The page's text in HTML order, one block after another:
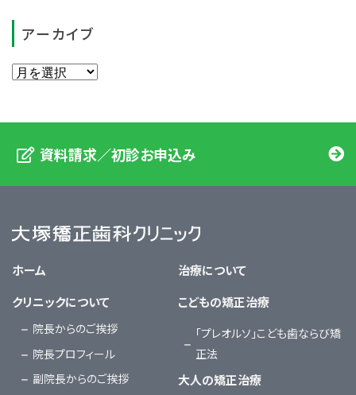
アーカイブ
資料請求／初診お申込み
ホーム
クリニックについて
院長からのご挨拶
院長プロフィール
副院長からのご挨拶
治療について
こどもの矯正治療
「プレオルソ」こども歯ならび矯
正法
大人の矯正治療